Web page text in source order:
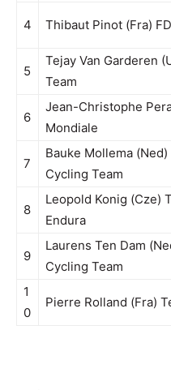
4 Thibaut Pinot (Fra)
5
Tejay Van Garderen
Team
6
Jean-Christophe
Mondiale
7
Bauke Mollema
Cycling Team
8
Leopold Konig (Cze)
Endura
9
Laurens Ten Dam
Cycling Team
1
0
Pierre Rolland (Fra)